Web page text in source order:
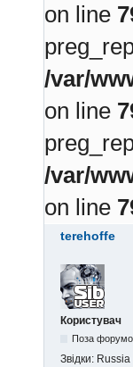
on line
/var/
on line
/var/
on line
terehoffe
Користувач
Поза
Звідки: Russia